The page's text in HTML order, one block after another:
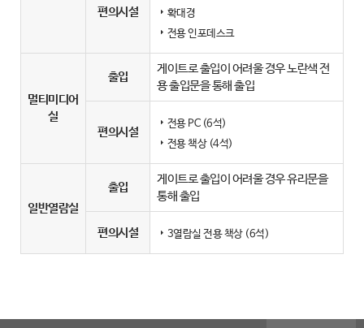
편의시설
확대경
전용 인포데스크
멀티미디어
실
출입
게이트로 출입이 어려울 경우 노란색 전
용 출입문을 통해 출입
편의시설
전용 PC (6석)
전용 책상 (4석)
일반열람실
출입
게이트로 출입이 어려울 경우 유리문을
통해 출입
편의시설 3열람실 전용 책상 (6석)